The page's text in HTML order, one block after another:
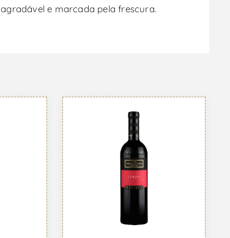
e marcada pela frescura.